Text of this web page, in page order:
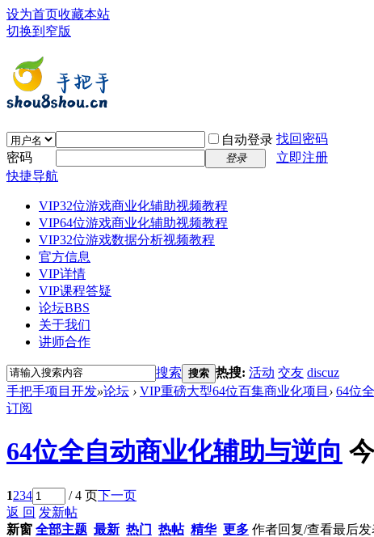
设为首页收藏本站
切换到窄版
自动登录 找回密码
密码
登录
立即注册
快捷导航
VIP32位游戏商业化辅助视频教程
VIP64位游戏商业化辅助视频教程
VIP32位游戏数据分析视频教程
官方信息
VIP详情
VIP课程答疑
论坛BBS
关于我们
讲师合作
搜索 搜索 热搜: 活动 交友 discuz
手把手项目开发»论坛 › VIP重磅大型64位百集商业化项目 › 64位
订阅
64位全自动商业化辅助与逆向
1234 / 4 页下一页
返 回 发新帖
新窗 全部主题 最新 热门 热帖 精华 更多 作者回复/查看最后发